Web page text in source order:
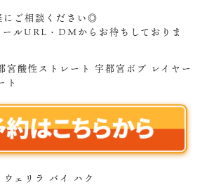
にご相談ください◎
ールURL・DMからお待ちしておりま
宮酸性ストレート 宇都宮ボブ レイヤー
ト
ェリラ バイ ハク